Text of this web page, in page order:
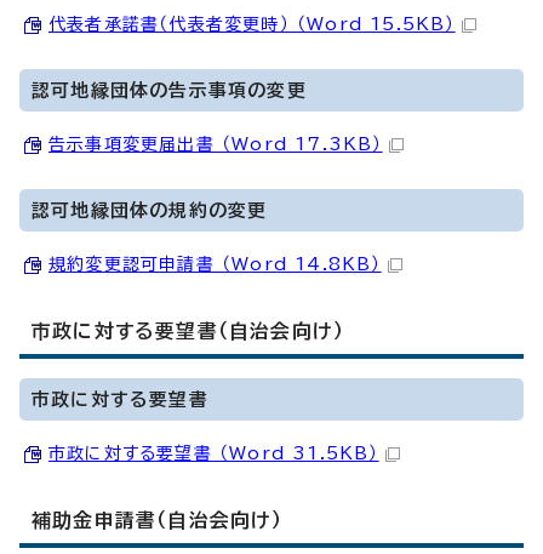
代表者承諾書（代表者変更時） （Word 15.5KB）
認可地縁団体の告示事項の変更
告示事項変更届出書 （Word 17.3KB）
認可地縁団体の規約の変更
規約変更認可申請書 （Word 14.8KB）
市政に対する要望書（自治会向け）
市政に対する要望書
市政に対する要望書 （Word 31.5KB）
補助金申請書（自治会向け）